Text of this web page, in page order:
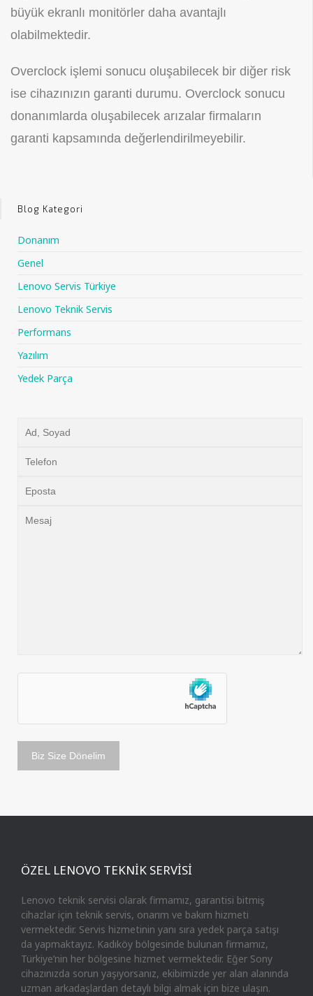
büyük ekranlı monitörler daha avantajlı
olabilmektedir.
Overclock işlemi sonucu oluşabilecek bir diğer risk
ise cihazınızın garanti durumu. Overclock sonucu
donanımlarda oluşabilecek arızalar firmaların
garanti kapsamında değerlendirilmeyebilir.
Blog Kategori
Donanım
Genel
Lenovo Servis Türkiye
Lenovo Teknik Servis
Performans
Yazılım
Yedek Parça
ÖZEL LENOVO TEKNİK SERVİSİ
Lenovo teknik servisi olarak firmamız, garantisi bitmiş
cihazlar için teknik servis, onarım ve bakım hizmeti
vermektedir. Servis hizmetinin yanı sıra yedek parça satışı
da yapmaktayız. Kadıköy bölgesinde bulunan firmamız,
Türkiye’nin her bölgesine hizmet vermektedir. Eğer Sony
cihazınızda sorun yaşıyorsanız, ekibimizde yer alan alanında
uzman arkadaşlardan detaylı bilgi almak için bize ulaşın.